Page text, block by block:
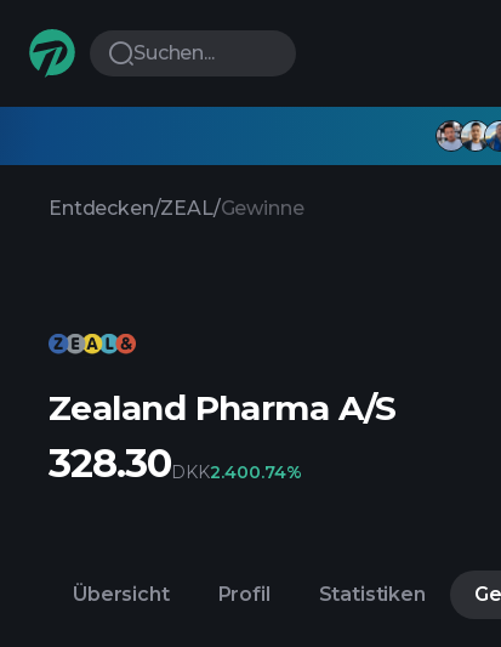
Suchen...
Entdecken/ZEAL/Gewinne
Zealand Pharma A/S
328.30DKK2.400.74%
Übersicht Profil Statistiken